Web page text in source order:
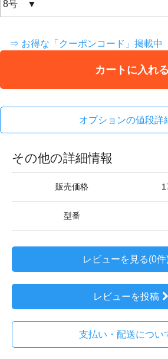
⇒ お得な「クーポンコード」掲載中
カートに入れる
オプションの値段詳
その他の詳細情報
販売価格
型番
レビューを見る(0件
レビューを投稿
支払い・配送につい